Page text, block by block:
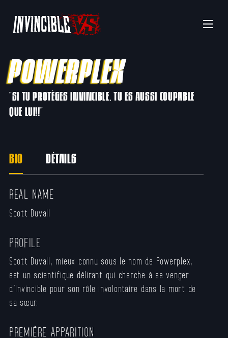
Menu
POWERPLEX
"SI TU PROTÈGES INVINCIBLE, TU ES AUSSI COUPABLE
QUE LUI!!"
BIO DÉTAILS
REAL NAME
Scott Duvall​
PROFILE​
Scott Duvall, mieux connu sous le nom de Powerplex,
est un scientifique délirant qui cherche à se venger
d’Invincible pour son rôle involontaire dans la mort de
sa sœur.
PREMIÈRE APPARITION